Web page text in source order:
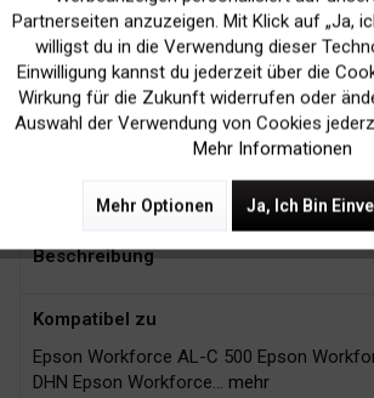
Kein Verlust der
Druckergarantie
Zubehör 14
Beschreibung
Kompatibel zu
Epson Workforce AL-C 500 Epson
DHN Epson Workforce... mehr
Marketing
Tracking
Partnerseiten anzuzeigen. Mit Klick auf „Ja,
willigst du in die Verwendung dieser
Einwilligung kannst du jederzeit über die
Wirkung für die Zukunft widerrufen oder
Auswahl der Verwendung von Cookies
Mehr Informationen
Mehr Optionen Ja, Ich Bin